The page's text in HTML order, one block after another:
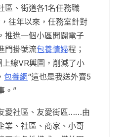
區、街道各1名任務職
往年以來，任務室針對
推進一個小區開闢電子
門掛號流包養情婦程；
上線VR輿圖，削減了小
包養網“這也是我送外賣5
。”
愛社區、友愛街區……由
業、社區、商家、小哥